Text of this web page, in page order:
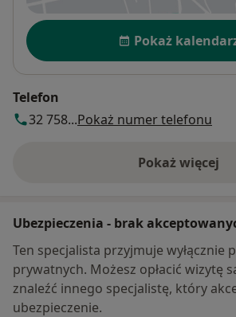
Dostępność
Pokaż
Telefon
32 758...Pokaż numer telefonu
Pokaż więcej
o adresie
Ubezpieczenia - brak
Ten specjalista przyjmuje wyłącznie
prywatnych. Możesz opłacić wizytę
znaleźć innego specjalistę, który
ubezpieczenie.